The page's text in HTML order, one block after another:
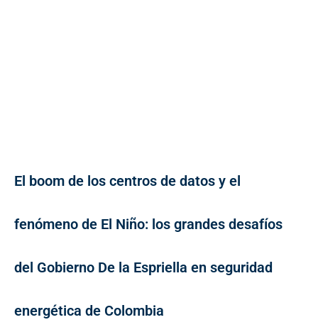
El boom de los centros de datos y el
fenómeno de El Niño: los grandes desafíos
del Gobierno De la Espriella en seguridad
energética de Colombia